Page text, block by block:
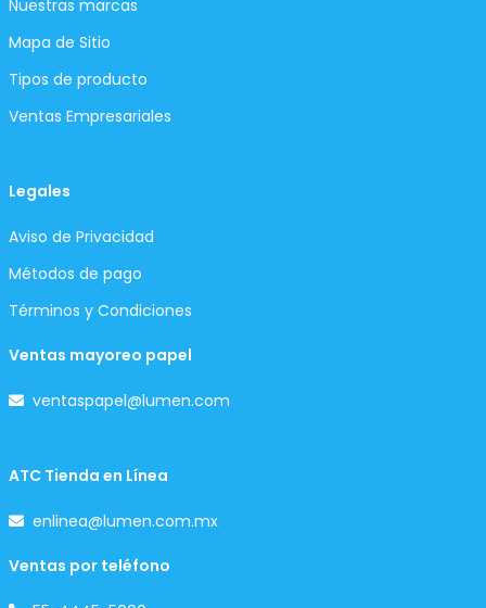
Nuestras marcas
Mapa de Sitio
Tipos de producto
Ventas Empresariales
Legales
Aviso de Privacidad
Métodos de pago
Términos y Condiciones
Ventas mayoreo papel
ventaspapel@lumen.com
ATC Tienda en Línea
enlinea@lumen.com.mx
Ventas por teléfono